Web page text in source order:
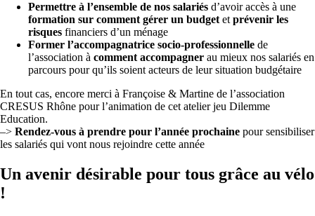
Permettre à l’ensemble de nos salariés d’avoir accès à une
formation sur comment gérer un budget et prévenir les
risques financiers d’un ménage
Former l’accompagnatrice socio-professionnelle de
l’association à comment accompagner au mieux nos salariés en
parcours pour qu’ils soient acteurs de leur situation budgétaire
En tout cas, encore merci à Françoise & Martine de l’association
CRESUS Rhône pour l’animation de cet atelier jeu Dilemme
Education.
–> Rendez-vous à prendre pour l’année prochaine pour sensibiliser
les salariés qui vont nous rejoindre cette année
Un avenir désirable pour tous grâce au vélo
!